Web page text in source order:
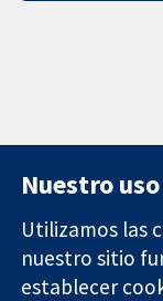
Nuestro
Utilizamos las
nuestro sitio
establecer